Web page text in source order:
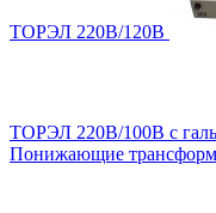
ТОРЭЛ 220В/120В
ТОРЭЛ 220В/100В с
Понижающие